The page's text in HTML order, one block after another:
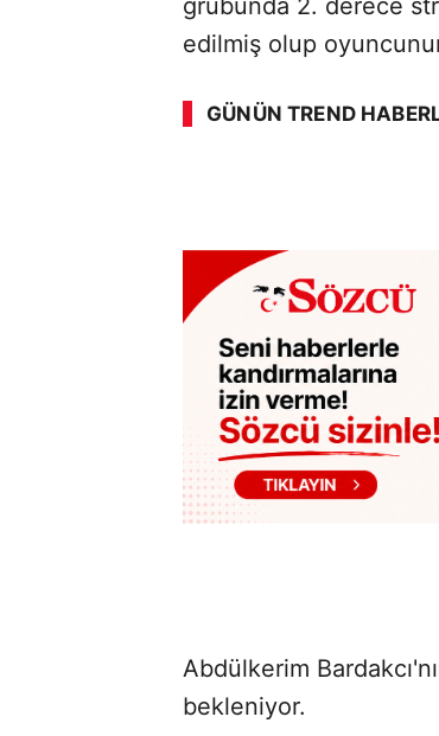
grubunda 2. derece
edilmiş olup
GÜNÜN TREND
Abdülkerim
bekleniyor.